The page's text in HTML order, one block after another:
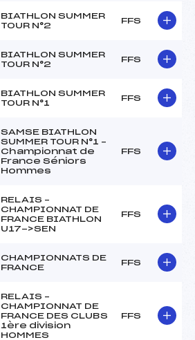
BIATHLON SUMMER
TOUR N°2
FFS
BIATHLON SUMMER
TOUR N°2
FFS
BIATHLON SUMMER
TOUR N°1
FFS
SAMSE BIATHLON
SUMMER TOUR N°1 –
Championnat de
France Séniors
Hommes
FFS
RELAIS –
CHAMPIONNAT DE
FRANCE BIATHLON
U17->SEN
FFS
CHAMPIONNATS DE
FRANCE
FFS
RELAIS –
CHAMPIONNAT DE
FRANCE DES CLUBS
1ère division
HOMMES
FFS